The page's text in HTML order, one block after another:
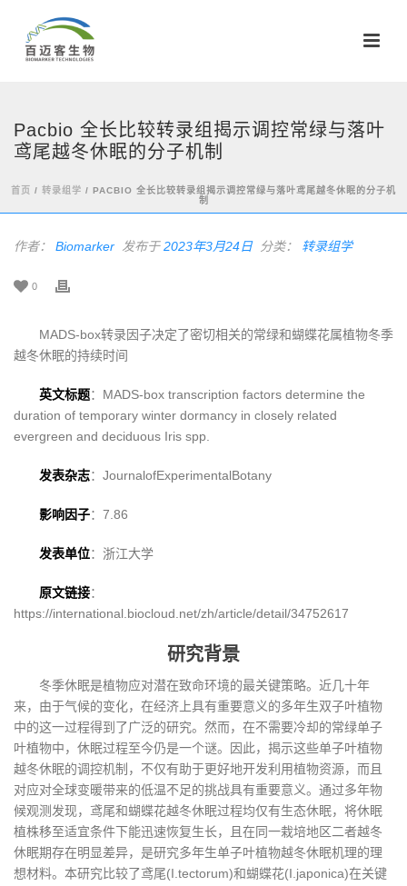
Pacbio 全长比较转录组揭示调控常绿与落叶
鸢尾越冬休眠的分子机制
首页 / 转录组学 / PACBIO 全长比较转录组揭示调控常绿与落叶鸢尾越冬休眠的分子机
制
作者： Biomarker 发布于2023年3月24日 分类： 转录组学
0
MADS-box转录因子决定了密切相关的常绿和蝴蝶花属植物冬季
越冬休眠的持续时间
英文标题：MADS-box transcription factors determine the
duration of temporary winter dormancy in closely related
evergreen and deciduous Iris spp.
发表杂志：JournalofExperimentalBotany
影响因子：7.86
发表单位：浙江大学
原文链接：
https://international.biocloud.net/zh/article/detail/34752617
研究背景
冬季休眠是植物应对潜在致命环境的最关键策略。近几十年
来，由于气候的变化，在经济上具有重要意义的多年生双子叶植物
中的这一过程得到了广泛的研究。然而，在不需要冷却的常绿单子
叶植物中，休眠过程至今仍是一个谜。因此，揭示这些单子叶植物
越冬休眠的调控机制，不仅有助于更好地开发利用植物资源，而且
对应对全球变暖带来的低温不足的挑战具有重要意义。通过多年物
候观测发现，鸢尾和蝴蝶花越冬休眠过程均仅有生态休眠，将休眠
植株移至适宜条件下能迅速恢复生长，且在同一栽培地区二者越冬
休眠期存在明显差异，是研究多年生单子叶植物越冬休眠机理的理
想材料。本研究比较了鸢尾(I.tectorum)和蝴蝶花(I.japonica)在关键